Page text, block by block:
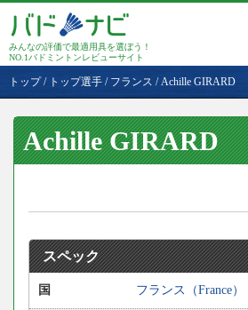
みんなの評価で最適用具を選ぼう！
NO.1バドミントンレビューサイト
トップ/ トップ選手 / フランス / Achille GIRARD
Achille GIRARD
スペック
国 フランス（France）